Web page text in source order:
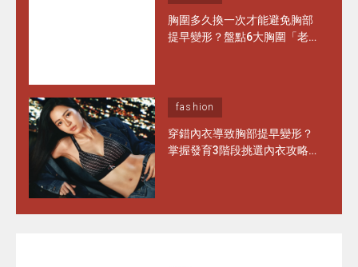
胸圍多久換一次才能避免胸部
提早變形？盤點6大胸圍「老
fashion
穿錯內衣導致胸部提早變形？
掌握發育3階段挑選內衣攻略